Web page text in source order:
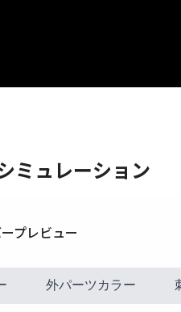
ミュレーション
外パーツカラー